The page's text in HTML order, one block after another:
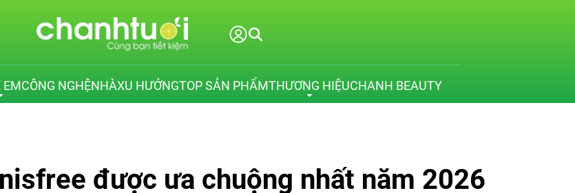
EMCÔNG NGHỆNHÀXU HƯỚNGTOP SẢN PHẨMTHƯƠNG HIỆUCHANH BEAUTY
được ưa chuộng nhất năm 2026